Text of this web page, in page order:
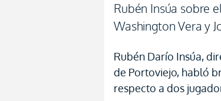
Rubén Insúa sobre
Washington Vera y
Rubén Darío Insúa,
de Portoviejo, habló
respecto a dos